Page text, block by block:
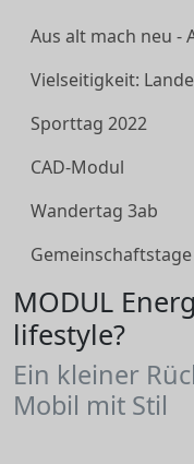
Aus alt mach neu -
Vielseitigkeit:
Sporttag 2022
CAD-Modul
Wandertag 3ab
MODUL
lifestyle?
Ein kleiner
Mobil mit Stil